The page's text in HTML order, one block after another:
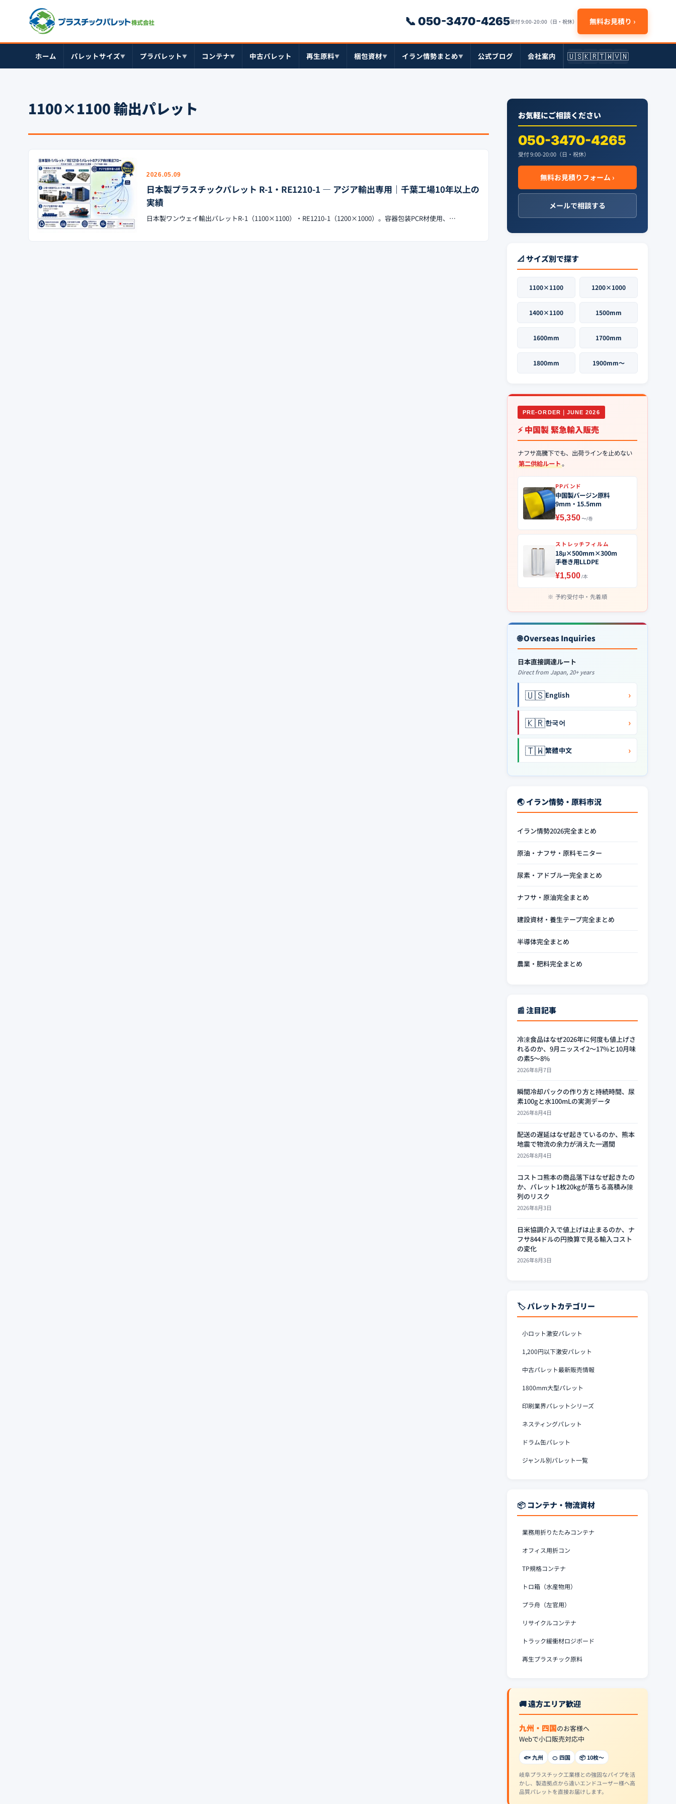
📞 050-3470-4265受付 9:00-20:00（日・祝休） 無料お見積り ›
ホーム パレットサイズ▼ プラパレット▼ コンテナ▼ 中古パレット 再生原料▼ 梱包資材▼ イラン情勢まとめ▼ 公式ブログ 会社案内 🇺🇸🇰🇷🇹🇼🇻🇳
1100×1100 輸出パレット
2026.05.09
日本製プラスチックパレット R-1・RE1210-1 — アジア輸出専用｜千葉工場10年以上の
実績
日本製ワンウェイ輸出パレットR-1（1100×1100）・RE1210-1（1200×1000）。容器包装PCR材使用、…
お気軽にご相談ください
050-3470-4265
受付 9:00-20:00（日・祝休）
無料お見積りフォーム ›
メールで相談する
📐 サイズ別で探す
1100×1100 1200×1000
1400×1100 1500mm
1600mm 1700mm
1800mm 1900mm〜
PRE-ORDER｜JUNE 2026
⚡ 中国製 緊急輸入販売
ナフサ高騰下でも、出荷ラインを止めない
第二供給ルート。
PPバンド
中国製バージン原料
9mm・15.5mm
¥5,350〜/巻
ストレッチフィルム
18μ×500mm×300m
手巻き用LLDPE
¥1,500/本
予約受付中・先着順
🌐 Overseas Inquiries
日本直接調達ルート
Direct from Japan, 20+ years
🇺🇸English ›
🇰🇷한국어 ›
🇹🇼繁體中文 ›
🌏 イラン情勢・原料市況
イラン情勢2026完全まとめ
原油・ナフサ・原料モニター
尿素・アドブルー完全まとめ
ナフサ・原油完全まとめ
建設資材・養生テープ完全まとめ
半導体完全まとめ
農業・肥料完全まとめ
📰 注目記事
冷凍食品はなぜ2026年に何度も値上げさ
れるのか、9月ニッスイ2〜17%と10月味
の素5〜8%
2026年8月7日
瞬間冷却パックの作り方と持続時間、尿
素100gと水100mLの実測データ
2026年8月4日
配送の遅延はなぜ起きているのか、熊本
地震で物流の余力が消えた一週間
2026年8月4日
コストコ熊本の商品落下はなぜ起きたの
か、パレット1枚20kgが落ちる高積み陳
列のリスク
2026年8月3日
日米協調介入で値上げは止まるのか、ナ
フサ844ドルの円換算で見る輸入コスト
の変化
2026年8月3日
🏷️ パレットカテゴリー
小ロット激安パレット
1,200円以下激安パレット
中古パレット最新販売情報
1800mm大型パレット
印刷業界パレットシリーズ
ネスティングパレット
ドラム缶パレット
ジャンル別パレット一覧
📦 コンテナ・物流資材
業務用折りたたみコンテナ
オフィス用折コン
TP規格コンテナ
トロ箱（水産物用）
プラ舟（左官用）
リサイクルコンテナ
トラック緩衝材ロジボード
再生プラスチック原料
🚚 遠方エリア歓迎
九州・四国のお客様へ
Webで小口販売対応中
🐟 九州 🍊 四国 📦 10枚〜
岐阜プラスチック工業様との強固なパイプを活
かし、製造拠点から遠いエンドユーザー様へ高
品質パレットを直接お届けします。